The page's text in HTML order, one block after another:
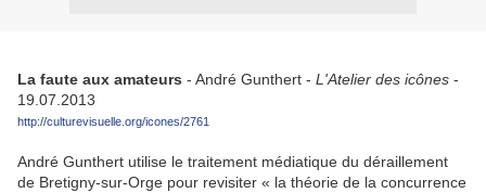
La faute aux amateurs - André Gunthert - L'Atelier des icônes -
19.07.2013
http://culturevisuelle.org/icones/2761
André Gunthert utilise le traitement médiatique du déraillement
de Bretigny-sur-Orge pour revisiter « la théorie de la concurrence